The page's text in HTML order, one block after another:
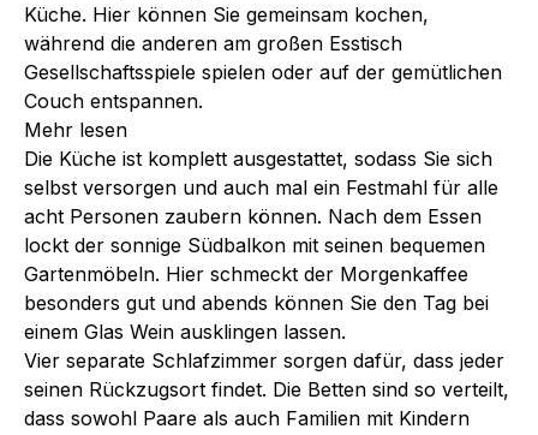
Küche. Hier können Sie gemeinsam kochen,
während die anderen am großen Esstisch
Gesellschaftsspiele spielen oder auf der gemütlichen
Couch entspannen.
Mehr lesen
Die Küche ist komplett ausgestattet, sodass Sie sich
selbst versorgen und auch mal ein Festmahl für alle
acht Personen zaubern können. Nach dem Essen
lockt der sonnige Südbalkon mit seinen bequemen
Gartenmöbeln. Hier schmeckt der Morgenkaffee
besonders gut und abends können Sie den Tag bei
einem Glas Wein ausklingen lassen.
Vier separate Schlafzimmer sorgen dafür, dass jeder
seinen Rückzugsort findet. Die Betten sind so verteilt,
dass sowohl Paare als auch Familien mit Kindern